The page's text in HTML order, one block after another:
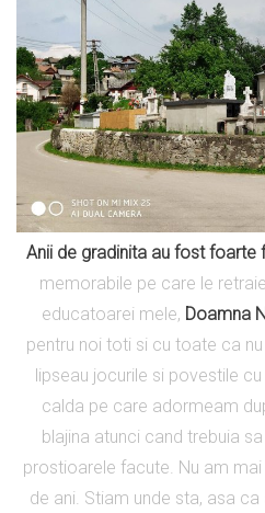
Anii de gradinita au fost foarte
memorabile pe care le
educatoarei mele, Doamna
pentru noi toti si cu toate ca
lipseau jocurile si povestile
calda pe care adormeam
blajina atunci cand trebuia
prostioarele facute. Nu am
de ani. Stiam unde sta, asa